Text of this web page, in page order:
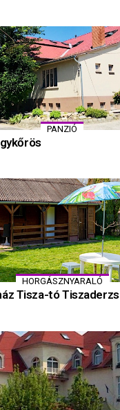
PANZIÓ
HORGÁSZNYARALÓ
Tisza-tó Tiszaderzs